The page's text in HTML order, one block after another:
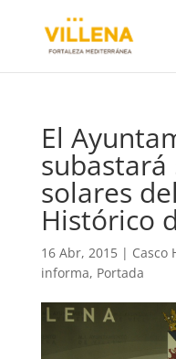
El
subastará
solares
Histórico
16 Abr, 2015| Casco
informa, Portada